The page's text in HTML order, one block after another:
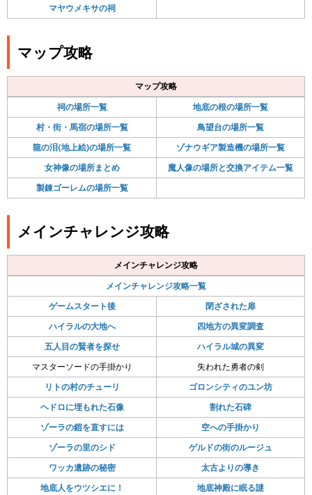
マヤウメキサの祠
マップ攻略
マップ攻略
祠の場所一覧
地底の根の場所一覧
村・街・馬宿の場所一覧
鳥望台の場所一覧
龍の泪(地上絵)の場所一覧
ゾナウギア製造機の場所一覧
女神像の場所まとめ
魔人像の場所と交換アイテム一覧
製錬ゴーレムの場所一覧
メインチャレンジ攻略
メインチャレンジ攻略
メインチャレンジ攻略一覧
ゲームスタート後
閉ざされた扉
ハイラルの大地へ
四地方の異変調査
五人目の賢者を探せ
ハイラル城の異変
マスターソードの手掛かり
失われた勇者の剣
リトの村のチューリ
ゴロンシティのユン坊
ヘドロに埋もれた石像
割れた石碑
ゾーラの鎧を直すには
空への手掛かり
ゾーラの里のシド
ゲルドの街のルージュ
ワッカ遺跡の秘密
太古よりの導き
地底人をウツシエに！
地底神殿に眠る謎